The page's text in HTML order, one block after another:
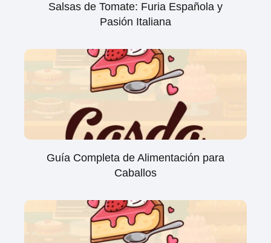
Salsas de Tomate: Furia Española y
Pasión Italiana
Guía Completa de Alimentación para
Caballos